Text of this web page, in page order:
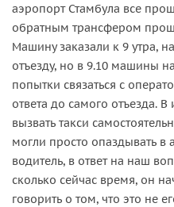
аэропорт Стамбула все
обратным трансфером
Машину заказали к 9 утра,
отъезду, но в 9.10 машины
попытки связаться с
ответа до самого отъезда.
вызвать такси
могли просто опаздывать в
водитель, в ответ на наш
сколько сейчас время, он
говорить о том, что это не